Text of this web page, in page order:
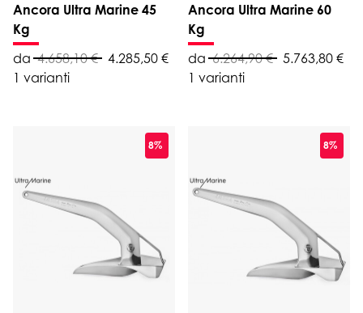
Ancora Ultra Marine 45
Kg
da 4.658,10 € 4.285,50 €
1 varianti
Ancora Ultra Marine 60
Kg
da 6.264,90 € 5.763,80 €
1 varianti
8% 8%